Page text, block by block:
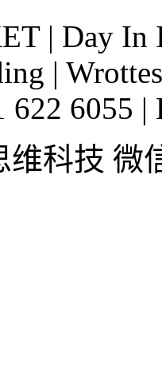
| Day In
|
622 6055 |
科技 微